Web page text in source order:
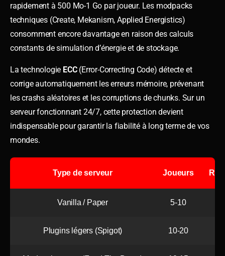
rapidement à 500 Mo-1 Go par joueur. Les modpacks
techniques (Create, Mekanism, Applied Energistics)
consomment encore davantage en raison des calculs
constants de simulation d’énergie et de stockage.
La technologie ECC(Error-Correcting Code) détecte et
corrige automatiquement les erreurs mémoire, prévenant
les crashs aléatoires et les corruptions de chunks. Sur un
serveur fonctionnant 24/7, cette protection devient
indispensable pour garantir la fiabilité à long terme de vos
mondes.
Type de serveur Joueurs
Vanilla / Paper 5-10
Plugins légers (Spigot) 10-20